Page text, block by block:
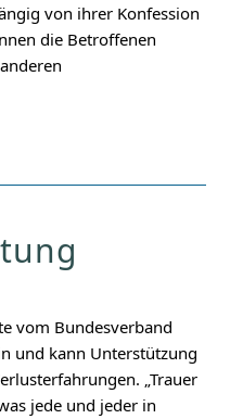
von ihrer Konfession
die Betroffenen
vom Bundesverband
und kann Unterstützung
„Trauer
jede und jeder in